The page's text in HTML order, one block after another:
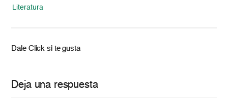
Literatura
Dale Click si te gusta
Deja una respuesta